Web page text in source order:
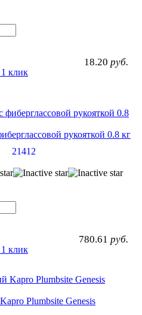
18.20 руб.
клик
рукояткой 0.8 кг
21412
780.61 руб.
клик
Plumbsite Genesis